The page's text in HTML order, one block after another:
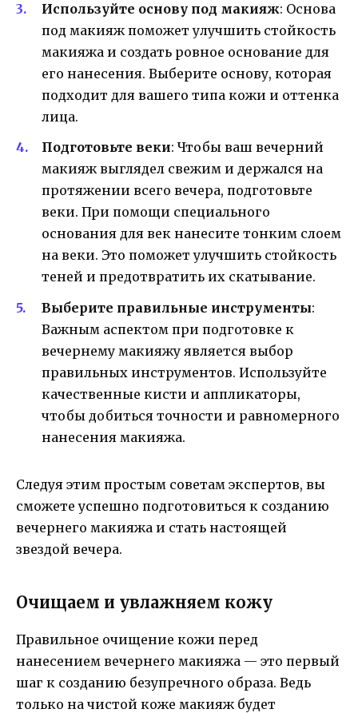
Используйте основу под макияж: Основа
под макияж поможет улучшить стойкость
макияжа и создать ровное основание для
его нанесения. Выберите основу, которая
подходит для вашего типа кожи и оттенка
лица.
Подготовьте веки: Чтобы ваш вечерний
макияж выглядел свежим и держался на
протяжении всего вечера, подготовьте
веки. При помощи специального
основания для век нанесите тонким слоем
на веки. Это поможет улучшить стойкость
теней и предотвратить их скатывание.
Выберите правильные инструменты:
Важным аспектом при подготовке к
вечернему макияжу является выбор
правильных инструментов. Используйте
качественные кисти и аппликаторы,
чтобы добиться точности и равномерного
нанесения макияжа.
Следуя этим простым советам экспертов, вы
сможете успешно подготовиться к созданию
вечернего макияжа и стать настоящей
звездой вечера.
Очищаем и увлажняем кожу
Правильное очищение кожи перед
нанесением вечернего макияжа — это первый
шаг к созданию безупречного образа. Ведь
только на чистой коже макияж будет